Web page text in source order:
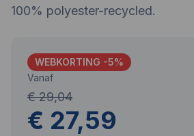
100% polyester-recycled.
WEBKORTING -5%
Vanaf
€ 29,04
€ 27,59